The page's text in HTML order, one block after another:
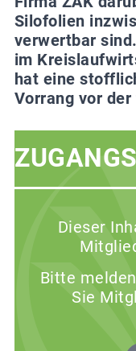
Silofolien
verwertbar
im
hat eine
Vorrang vor
Dieser
Bitte
Sie